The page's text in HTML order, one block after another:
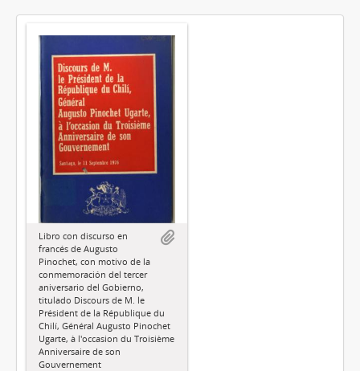
Libro con discurso en
francés de Augusto
Pinochet, con motivo de la
conmemoración del tercer
aniversario del Gobierno,
titulado Discours de M. le
Président de la République du
Chilí, Général Augusto Pinochet
Ugarte, à l'occasion du Troisième
Anniversaire de son
Gouvernement